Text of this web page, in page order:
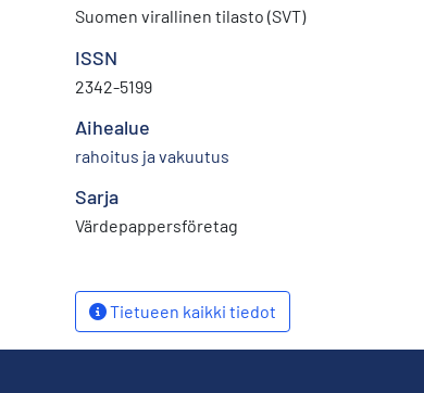
Suomen virallinen tilasto (SVT)
ISSN
2342-5199
Aihealue
rahoitus ja vakuutus
Sarja
Värdepappersföretag
Tietueen kaikki tiedot